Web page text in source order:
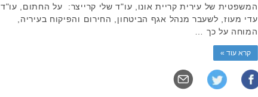
המשפטית של עירית קריית אונו, עו"ד שלי קרייצר: על החתום, עו"ד
עדי מעוז, לשעבר מנהל אגף הביטחון, החירום והפיקוח בעיריה,
המוחה על כך …
קרא עוד »